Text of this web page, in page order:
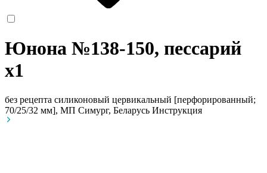
Юнона №138-150, пессарий
x1
без рецепта силиконовый цервикальный [перфорированный;
70/25/32 мм], МП Симург, Беларусь Инструкция